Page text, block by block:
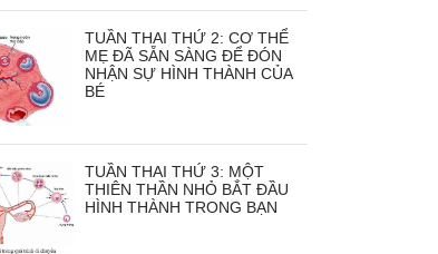
TUẦN THAI THỨ 2: CƠ THỂ
MẸ ĐÃ SẴN SÀNG ĐỂ ĐÓN
NHẬN SỰ HÌNH THÀNH CỦA
BÉ
TUẦN THAI THỨ 3: MỘT
THIÊN THẦN NHỎ BẮT ĐẦU
HÌNH THÀNH TRONG BẠN